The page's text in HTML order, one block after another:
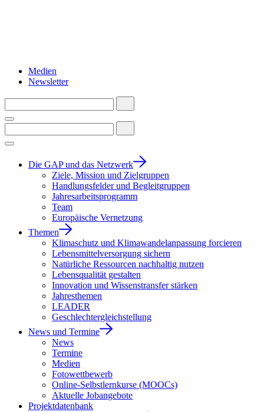
Medien
Newsletter
Die GAP und das Netzwerk
Ziele, Mission und Zielgruppen
Handlungsfelder und Begleitgruppen
Jahresarbeitsprogramm
Team
Europäische Vernetzung
Themen
Klimaschutz und Klimawandelanpassung forcieren
Lebensmittelversorgung sichern
Natürliche Ressourcen nachhaltig nutzen
Lebensqualität gestalten
Innovation und Wissenstransfer stärken
Jahresthemen
LEADER
Geschlechtergleichstellung
News und Termine
News
Termine
Medien
Fotowettbewerb
Online-Selbstlernkurse (MOOCs)
Aktuelle Jobangebote
Projektdatenbank